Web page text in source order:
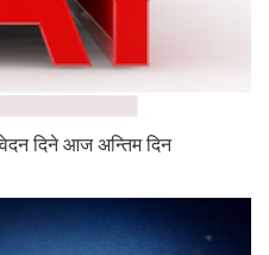
दिने आज अन्तिम दिन